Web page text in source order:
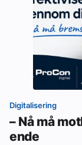
Digitalisering
– Nå må
ende